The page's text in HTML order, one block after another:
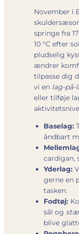
November i
springe fra
10 °C efter
pludselig
ændrer
tilpasse dig
vi en lag-på-
eller tilføje
Baselag:
åndbart
cardigan,
Yderlag:
gerne en
tasken.
Fodtøj:
sål og
blive